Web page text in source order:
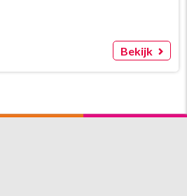
Bekijk